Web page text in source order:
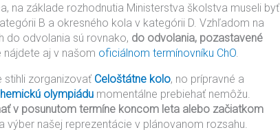
na základe rozhodnutia Ministerstva školstva museli byť
B a okresného kola v kategórii D. Vzhľadom na
do odvolania sú rovnako, do odvolania, pozastavené
nájdete aj v našom oficiálnom termínovníku ChO.
stihli zorganizovať Celoštátne kolo, no prípravné a
olympiádu momentálne prebiehať nemôžu.
v posunutom termíne koncom leta alebo začiatkom
našej reprezentácie v plánovanom rozsahu.